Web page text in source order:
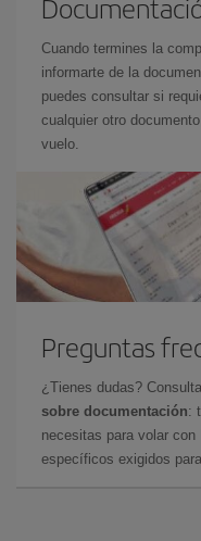
Cuando termines la
informarte de la
puedes consultar si
cualquier otro
vuelo.
Preguntas
¿Tienes dudas?
sobre documentación:
necesitas para volar
específicos exigidos